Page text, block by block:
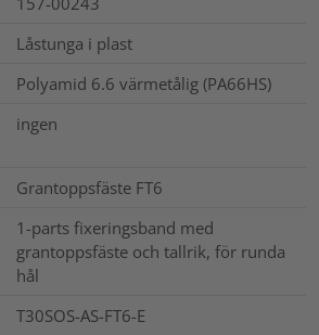
Låstunga i plast
Polyamid 6.6 värmetålig (PA66HS)
ingen
Grantoppsfäste FT6
1-parts fixeringsband med
grantoppsfäste och tallrik, för runda
hål
T30SOS-AS-FT6-E